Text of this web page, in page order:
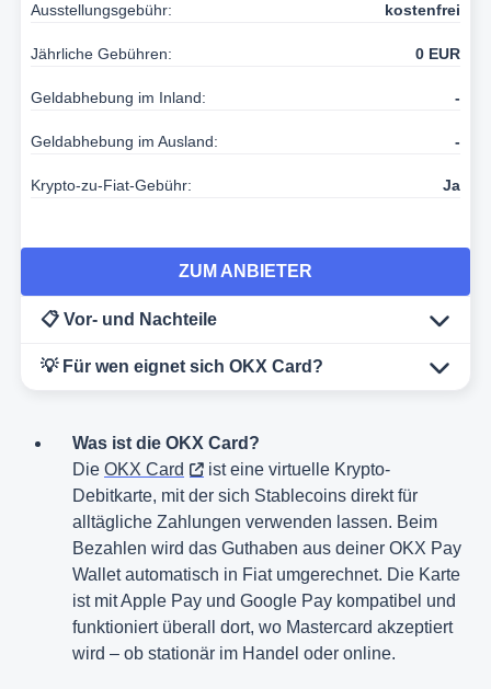
Ausstellungsgebühr: kostenfrei
Jährliche Gebühren: 0 EUR
Geldabhebung im Inland: -
Geldabhebung im Ausland: -
Krypto-zu-Fiat-Gebühr: Ja
ZUM ANBIETER
📋 Vor- und Nachteile
💡 Für wen eignet sich OKX Card?
Was ist die OKX Card?
Die OKX Card
ist eine virtuelle Krypto-
Debitkarte, mit der sich Stablecoins direkt für
alltägliche Zahlungen verwenden lassen. Beim
Bezahlen wird das Guthaben aus deiner OKX Pay
Wallet automatisch in Fiat umgerechnet. Die Karte
ist mit Apple Pay und Google Pay kompatibel und
funktioniert überall dort, wo Mastercard akzeptiert
wird – ob stationär im Handel oder online.